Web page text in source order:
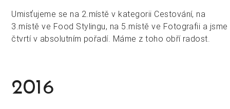
Umisťujeme se na 2.místě v kategorii Cestování, na
3.místě ve Food Stylingu, na 5.místě ve Fotografii a jsme
čtvrtí v absolutním pořadí. Máme z toho obří radost.
2016